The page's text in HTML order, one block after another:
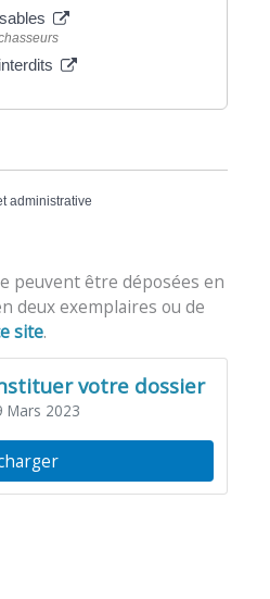
administrative
peuvent être déposées en
deux exemplaires ou de
site.
votre dossier
Mars 2023